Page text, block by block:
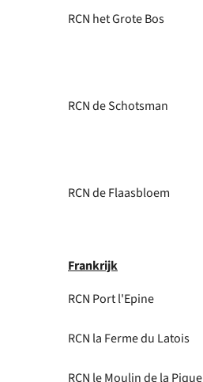
RCN het Grote Bos
RCN de Schotsman
RCN de Flaasbloem
Frankrijk
RCN Port l'Epine
RCN la Ferme du Latois
RCN le Moulin de la Pique